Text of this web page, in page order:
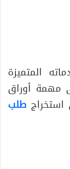
المتميزة
مهمة أوراق
طلب